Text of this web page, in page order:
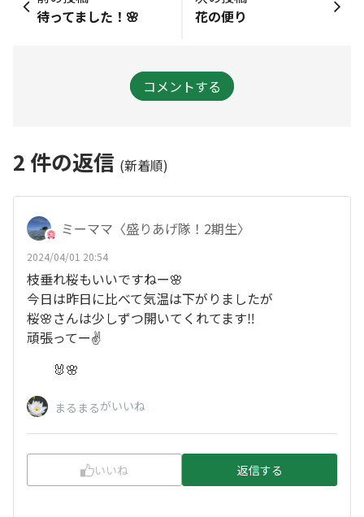
待ってました！🌸
花の便り
コメントする
2 件の返信 (新着順)
ミーママ〈盛りあげ隊！2期生〉
2024/04/01 20:54
枝垂れ桜もいいですねー🌸
今日は昨日に比べて気温は下がりましたが
桜🌸さんは少しずつ開いてくれてます‼️
頑張ってー✌️
🐰🌸
まるまるがいいね
いいね 返信する